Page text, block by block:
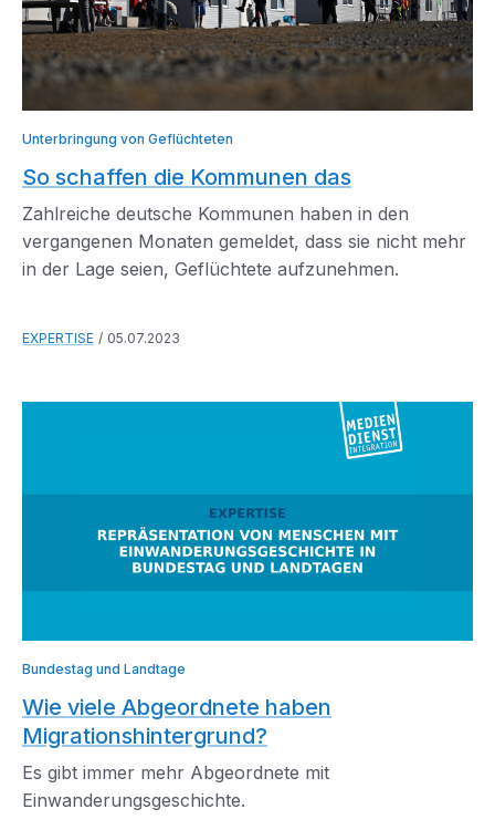
Unterbringung von Geflüchteten
So schaffen die Kommunen das
Zahlreiche deutsche Kommunen haben in den
vergangenen Monaten gemeldet, dass sie nicht mehr
in der Lage seien, Geflüchtete aufzunehmen.
EXPERTISE 05.07.2023
Bundestag und Landtage
Wie viele Abgeordnete haben
Migrationshintergrund?
Es gibt immer mehr Abgeordnete mit
Einwanderungsgeschichte.